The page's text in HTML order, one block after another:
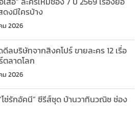
งมีใครบ้าง
ม 2026
ลบริษัทจากสิงคโปร์ ขายละคร 12 เรื่อ
ลาดโลก
ม 2026
โซ่รักอัคนี” ซีรีส์ชุด บ้านวาทินวณิช ช่อง